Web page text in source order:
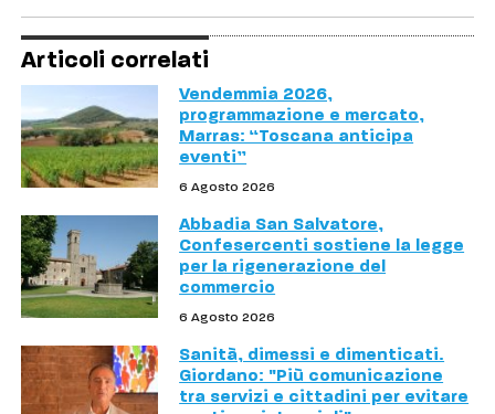
Articoli correlati
Vendemmia 2026,
programmazione e mercato,
Marras: “Toscana anticipa
eventi”
6 Agosto 2026
Abbadia San Salvatore,
Confesercenti sostiene la legge
per la rigenerazione del
commercio
6 Agosto 2026
Sanità, dimessi e dimenticati.
Giordano: "Più comunicazione
tra servizi e cittadini per evitare